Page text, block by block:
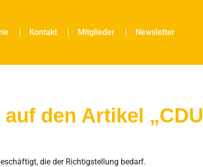
Kontakt Mitglieder Newsletter
den Artikel „CDU
die der Richtigstellung bedarf.